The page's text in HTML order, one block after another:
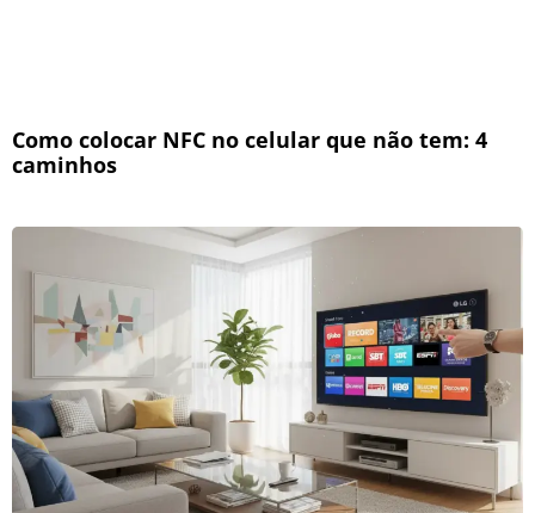
Como colocar NFC no celular que não tem: 4
caminhos